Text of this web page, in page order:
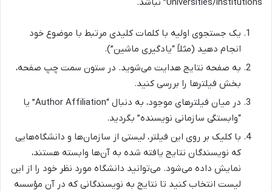
یک جستجوی اولیه با کلمات کلیدی مرتبط با موضوع خود
انجام دهید (مثلاً “یادگیری ماشین”).
به صفحه نتایج هدایت می‌شوید. در ستون سمت چپ صفحه،
بخش فیلترها را بررسی کنید.
در میان فیلترهای موجود، به دنبال “Author Affiliation” یا
“وابستگی سازمانی نویسنده” بگردید.
با کلیک بر روی این فیلتر، لیستی از سازمان‌ها و دانشگاه‌هایی
که نویسندگان نتایج یافته شده به آن‌ها وابسته هستند،
نمایش داده می‌شود. می‌توانید دانشگاه مورد نظر خود را از این
لیست انتخاب کنید تا نتایج به نویسندگانی که در آن مؤسسه